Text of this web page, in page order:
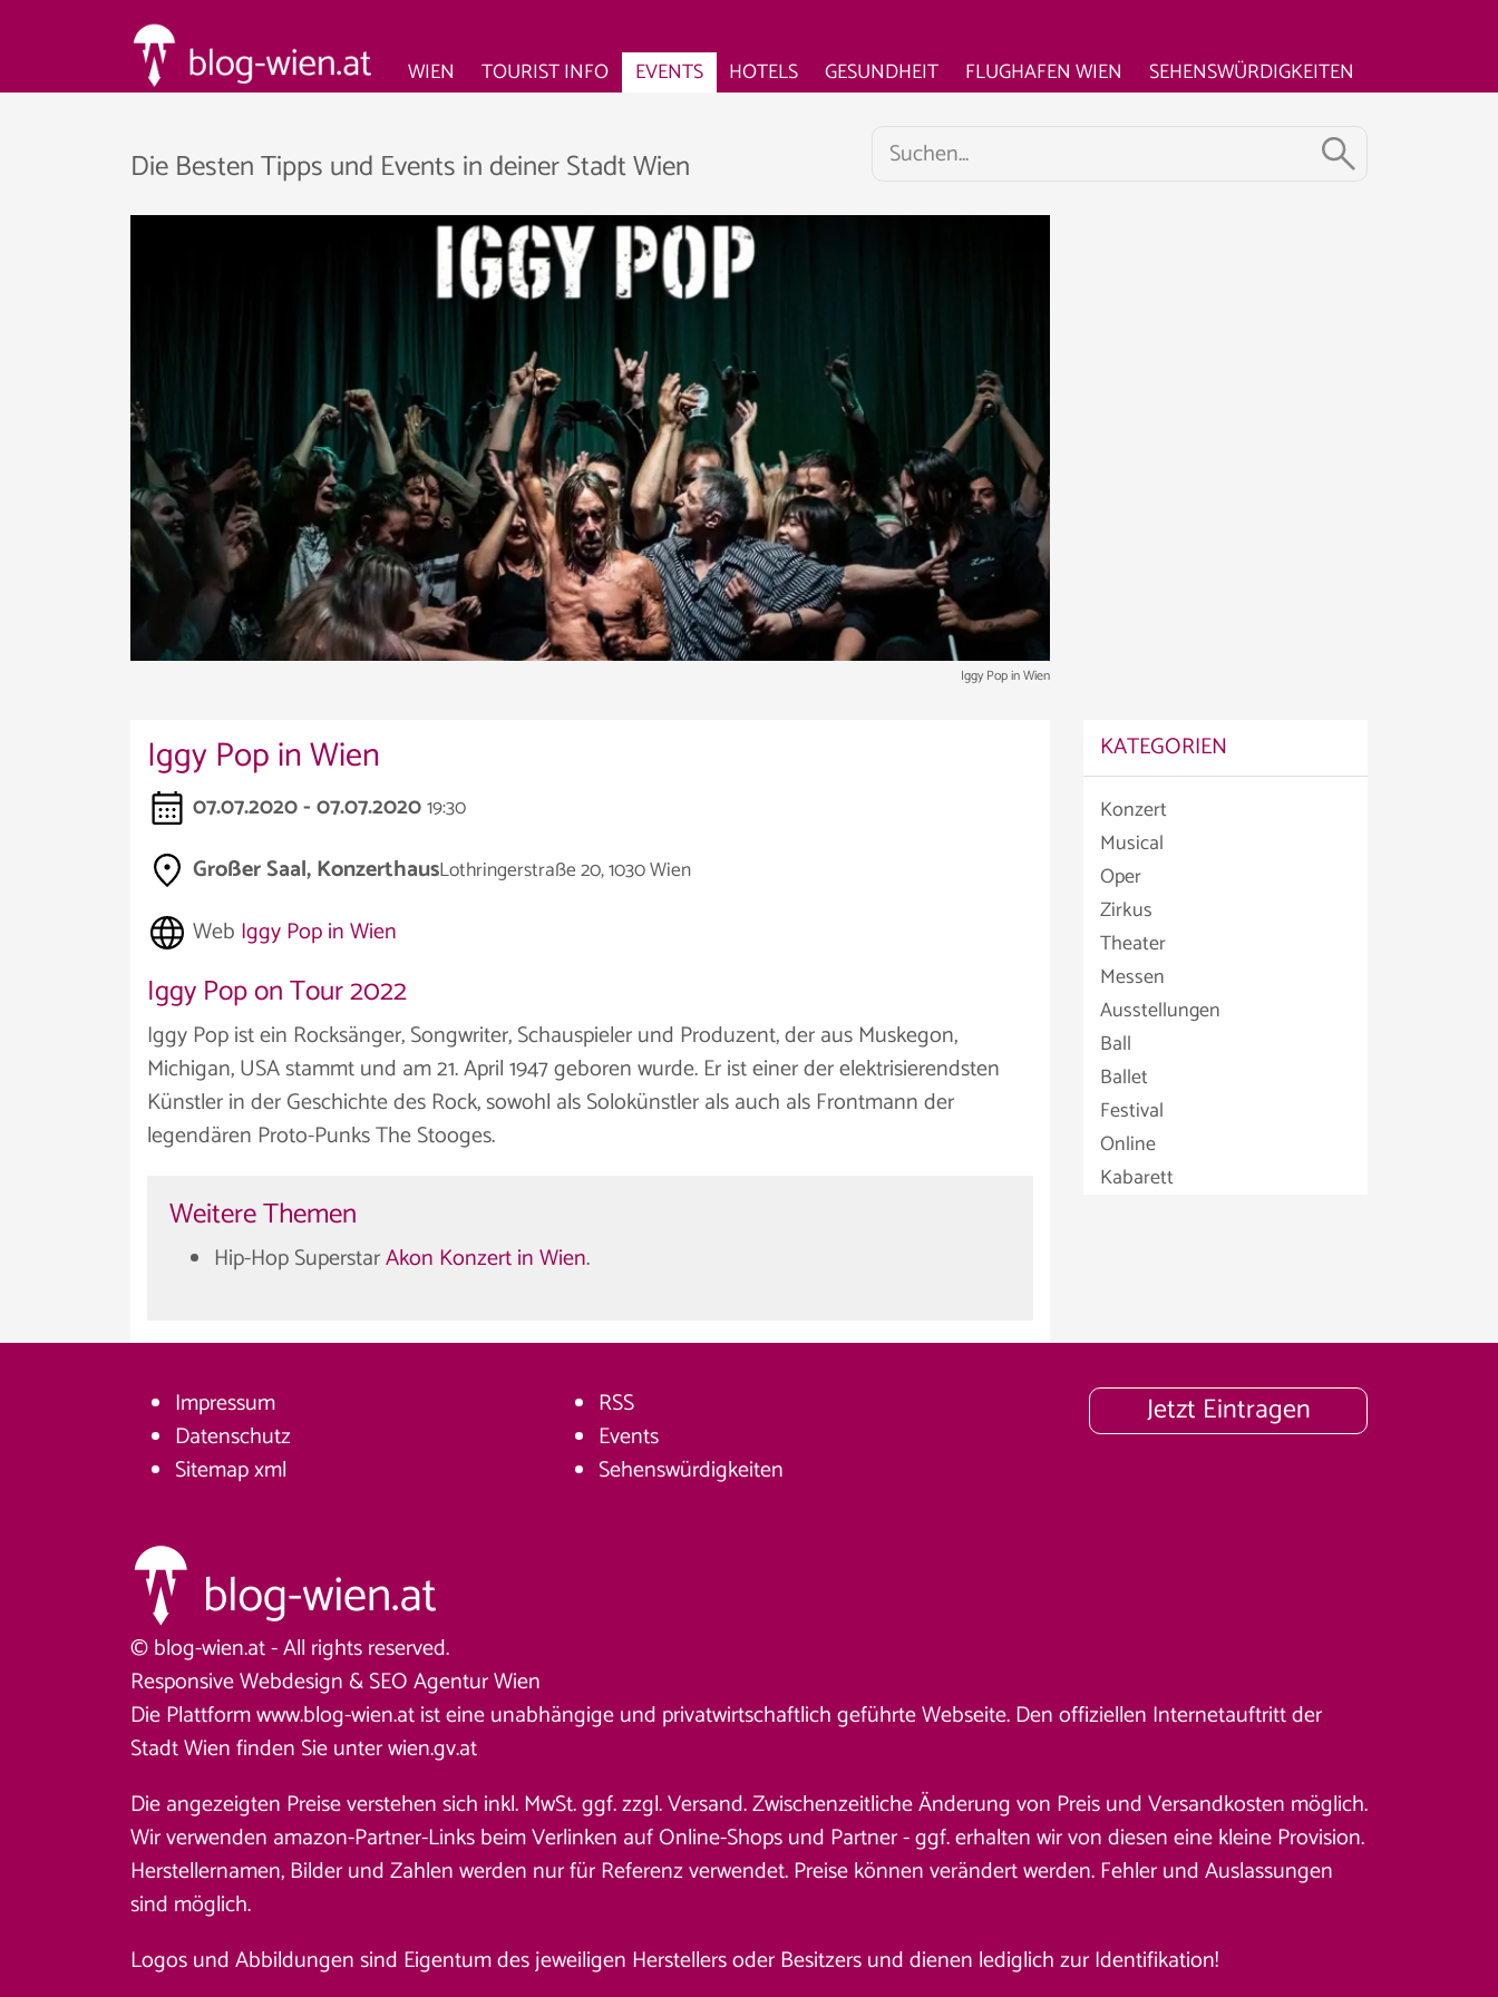
WIEN TOURIST INFO EVENTS HOTELS GESUNDHEIT FLUGHAFEN WIEN SEHENSWÜRDIGKEITEN
Die Besten Tipps und Events in deiner Stadt Wien
Iggy Pop in Wien
Iggy Pop in Wien
07.07.2020 - 07.07.202019:30
Großer Saal, KonzerthausLothringerstraße 20, 1030 Wien
Web Iggy Pop in Wien
Iggy Pop on Tour 2022
Iggy Pop ist ein Rocksänger, Songwriter, Schauspieler und Produzent, der aus Muskegon,
Michigan, USA stammt und am 21. April 1947 geboren wurde. Er ist einer der elektrisierendsten
Künstler in der Geschichte des Rock, sowohl als Solokünstler als auch als Frontmann der
legendären Proto-Punks The Stooges.
Weitere Themen
Hip-Hop SuperstarAkon Konzert in Wien.
KATEGORIEN
Konzert
Musical
Oper
Zirkus
Theater
Messen
Ausstellungen
Ball
Ballet
Festival
Online
Kabarett
Impressum
Datenschutz
Sitemapxml
RSS
Events
Sehenswürdigkeiten
Jetzt Eintragen
© blog-wien.at - All rights reserved.
Responsive Webdesign &SEO Agentur Wien
Die Plattform www.blog-wien.at ist eine unabhängige und privatwirtschaftlich geführte Webseite. Den offiziellen Internetauftritt der
Stadt Wien finden Sie unterwien.gv.at
Die angezeigten Preise verstehen sich inkl. MwSt. ggf. zzgl. Versand. Zwischenzeitliche Änderung von Preis und Versandkosten möglich.
Wir verwenden amazon-Partner-Links beim Verlinken auf Online-Shops und Partner - ggf. erhalten wir von diesen eine kleine Provision.
Herstellernamen, Bilder und Zahlen werden nur für Referenz verwendet. Preise können verändert werden. Fehler und Auslassungen
sind möglich.
Logos und Abbildungen sind Eigentum des jeweiligen Herstellers oder Besitzers und dienen lediglich zur Identifikation!